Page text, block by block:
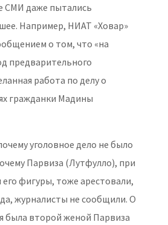
СМИ даже пытались
Например, НИАТ «Ховар»
о том, что «на
предварительного
работа по делу о
гражданки Мадины
уголовное дело не было
Парвиза (Лутфулло), при
фигуры, тоже арестовали,
журналисты не сообщили. О
была второй женой Парвиза